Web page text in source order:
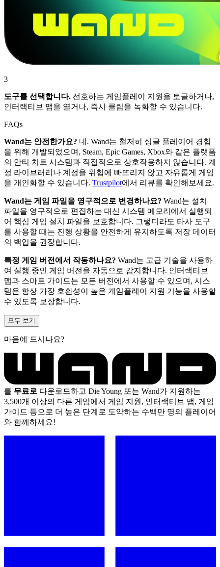
3
도구를 선택합니다. 선호하는 게임플레이 지원을 토글하거나,
인터랙티브 맵을 열거나, 즉시 클립을 녹화할 수 있습니다.
FAQs
Wand는 안전한가요? 네. Wand는 철저히 싱글 플레이어 경험
을 위해 개발되었으며, Steam, Epic Games, Xbox와 같은 플랫폼
의 안티 치트 시스템과 직접적으로 상호작용하지 않습니다. 계
정 라이브러리나 계정을 위험에 빠뜨리지 않고 자유롭게 게임
을 개인화할 수 있습니다. Trustpilot에서 리뷰를 확인해보세요.
Wand는 게임 파일을 영구적으로 변경하나요? Wand는 설치
파일을 영구적으로 편집하는 대신 시스템 메모리에서 실행되
어 핵심 게임 설치 파일을 보호합니다. 그렇더라도 타사 도구
를 사용할 때는 진행 상황을 안전하게 유지하도록 저장 데이터
의 백업을 권장합니다.
특정 게임 버전에서 작동하나요? Wand는 고급 기술을 사용하
여 실행 중인 게임 버전을 자동으로 감지합니다. 인터랙티브
맵과 스마트 가이드는 모든 버전에서 사용할 수 있으며, 시스
템은 항상 가장 호환성이 높은 게임플레이 지원 기능을 사용할
수 있도록 보장합니다.
모두 보기
마음에 드시나요?
를 무료로 다운로드하고 Die Young 또는 Wand가 지원하는
3,500개 이상의 다른 게임에서 게임 지원, 인터랙티브 맵, 게임
가이드 등으로 더 높은 단계로 도약하는 수백만 명의 플레이어
와 함께하세요!